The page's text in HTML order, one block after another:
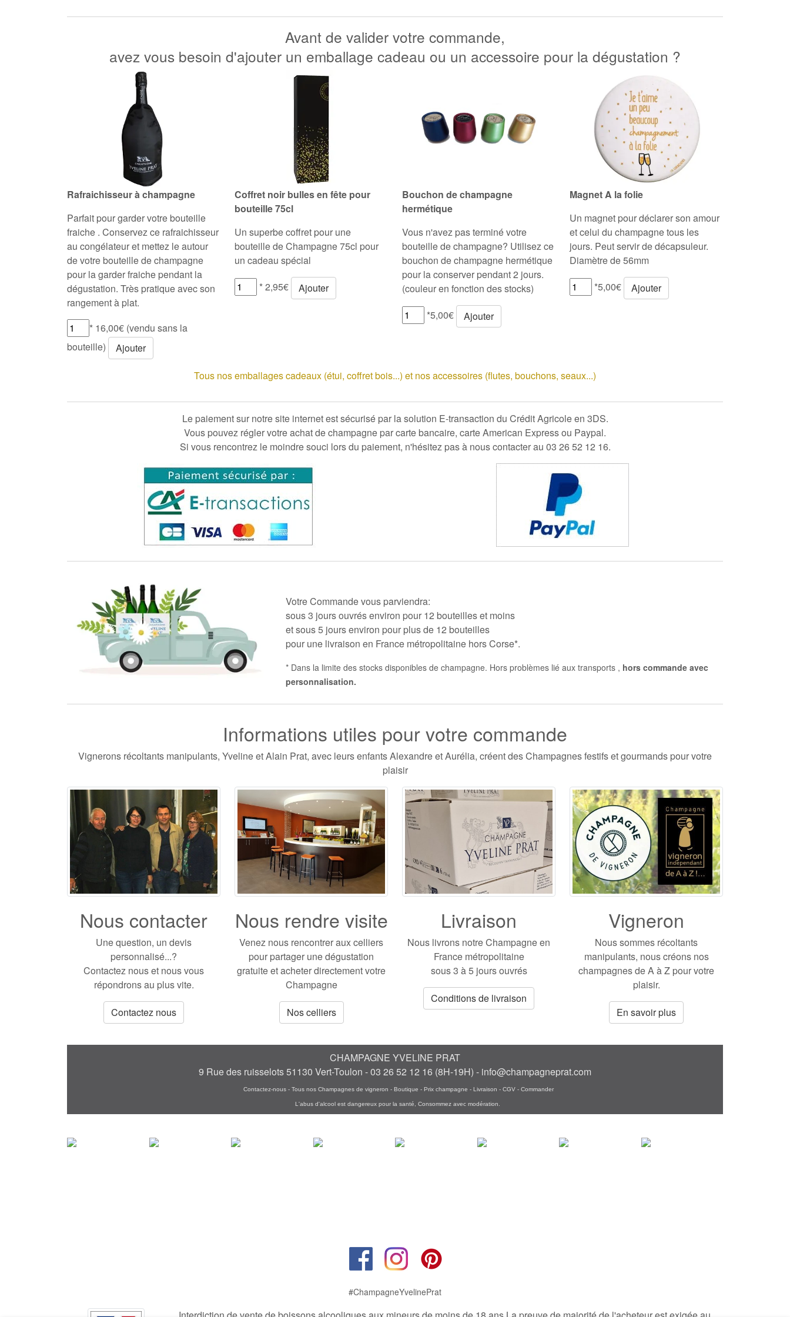
Avant de valider votre commande,
avez vous besoin d'ajouter un emballage cadeau ou un accessoire pour la dégustation ?
Rafraichisseur à champagne
Parfait pour garder votre bouteille
fraiche . Conservez ce rafraichisseur
au congélateur et mettez le autour
de votre bouteille de champagne
pour la garder fraiche pendant la
dégustation. Très pratique avec son
rangement à plat.
* 16,00€ (vendu sans la
bouteille)
Ajouter
Coffret noir bulles en fête pour
bouteille 75cl
Un superbe coffret pour une
bouteille de Champagne 75cl pour
un cadeau spécial
* 2,95€
Ajouter
Bouchon de champagne
hermétique
Vous n'avez pas terminé votre
bouteille de champagne? Utilisez ce
bouchon de champagne hermétique
pour la conserver pendant 2 jours.
(couleur en fonction des stocks)
*5,00€
Ajouter
Magnet A la folie
Un magnet pour déclarer son amour
et celui du champagne tous les
jours. Peut servir de décapsuleur.
Diamètre de 56mm
*5,00€
Ajouter
Tous nos emballages cadeaux (étui, coffret bois...) et nos accessoires (flutes, bouchons, seaux...)
Le paiement sur notre site internet est sécurisé par la solution E-transaction du Crédit Agricole en 3DS.
Vous pouvez régler votreachat de champagne par carte bancaire, carte American Express ou Paypal.
Si vous rencontrez le moindre souci lors du paiement, n'hésitez pas à nous contacter au 03 26 52 12 16.
Votre Commande vous parviendra:
sous 3 jours ouvrés environ pour 12 bouteilles et moins
et sous 5 jours environ pour plus de 12 bouteilles
pour une livraison en France métropolitaine hors Corse*.
* Dans la limite des stocks disponibles de champagne. Hors problèmes lié aux transports , hors commande avec
personnalisation.
Informations utiles pour votre commande
Vignerons récoltants manipulants, Yveline et Alain Prat, avec leurs enfants Alexandre et Aurélia, créent des Champagnes festifs et gourmands pour votre
plaisir
Nous contacter
Une question, un devis
personnalisé...?
Contactez nous et nous vous
répondrons au plus vite.
Contactez nous
Nous rendre visite
Venez nous rencontrer aux celliers
pour partager une dégustation
gratuite et acheter directement votre
Champagne
Nos celliers
Livraison
Nous livrons notre Champagne en
France métropolitaine
sous 3 à 5 jours ouvrés
Conditions de livraison
Vigneron
Nous sommes récoltants
manipulants, nous créons nos
champagnes de A à Z pour votre
plaisir.
En savoir plus
CHAMPAGNE YVELINE PRAT
9 Rue des ruisselots 51130 Vert-Toulon - 03 26 52 12 16 (8H-19H) - info@champagneprat.com
Contactez-nous - Tous nos Champagnes de vigneron - Boutique - Prix champagne - Livraison - CGV - Commander
L'abus d'alcool est dangereux pour la santé, Consommez avec modération.
#ChampagneYvelinePrat